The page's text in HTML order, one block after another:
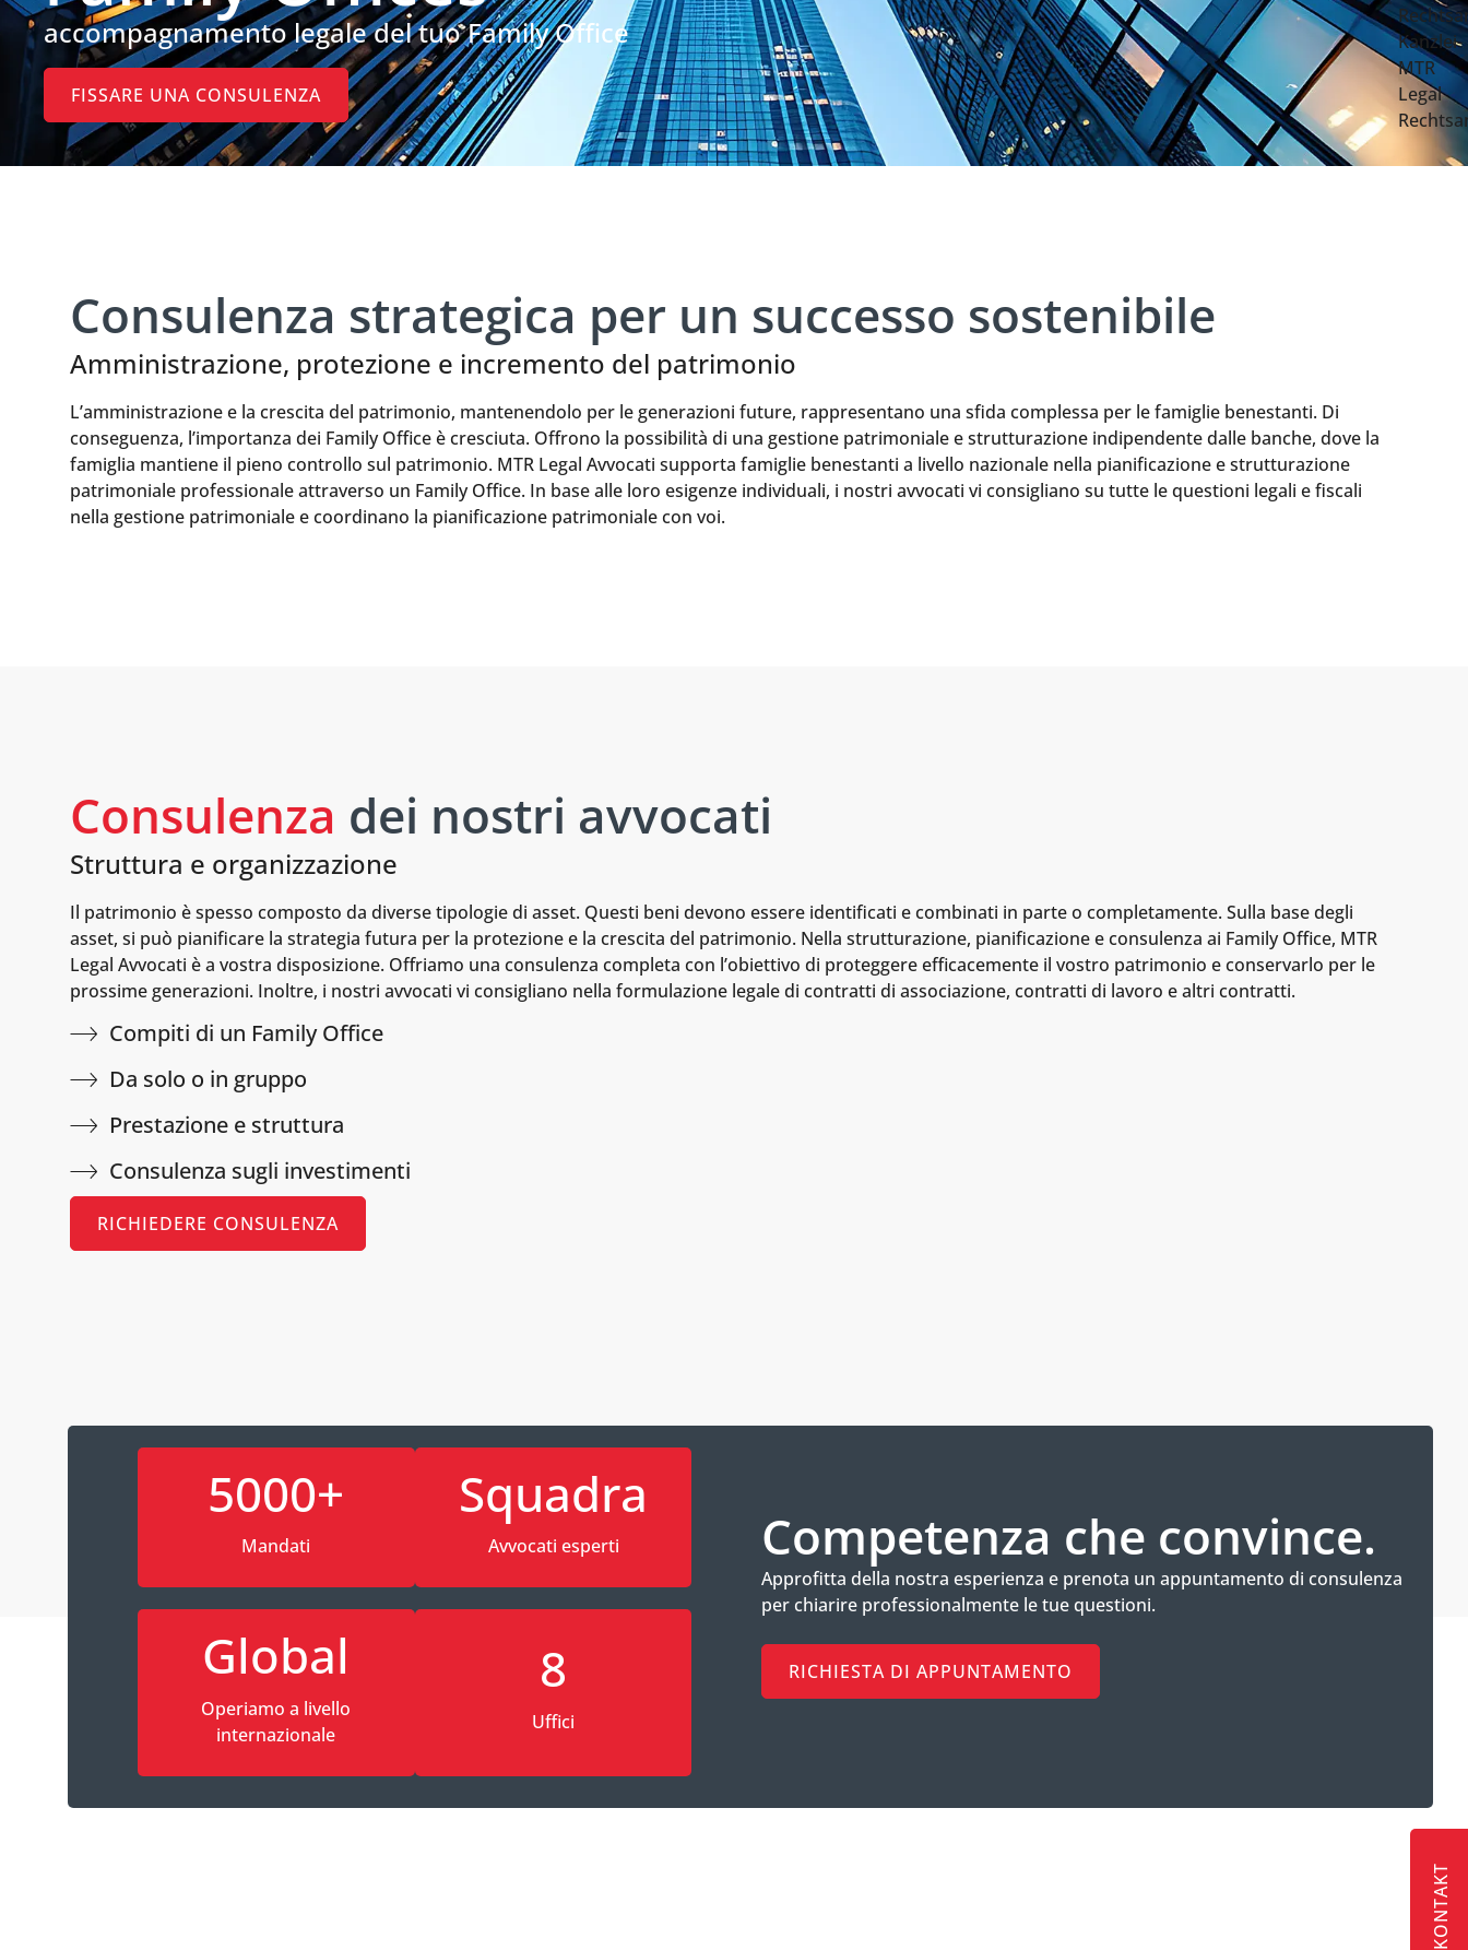
accompagnamento legale del tuo Family Office
FISSARE UNA CONSULENZA
Consulenza strategica per un successo sostenibile
Amministrazione, protezione e incremento del patrimonio
L’amministrazione e la crescita del patrimonio, mantenendolo per le generazioni future, rappresentano una sfida complessa per le famiglie benestanti. Di
conseguenza, l’importanza dei Family Office è cresciuta. Offrono la possibilità di una gestione patrimoniale e strutturazione indipendente dalle banche, dove la
famiglia mantiene il pieno controllo sul patrimonio. MTR Legal Avvocati supporta famiglie benestanti a livello nazionale nella pianificazione e strutturazione
patrimoniale professionale attraverso un Family Office. In base alle loro esigenze individuali, i nostri avvocati vi consigliano su tutte le questioni legali e fiscali
nella gestione patrimoniale e coordinano la pianificazione patrimoniale con voi.
Consulenza dei nostri avvocati
Struttura e organizzazione
Il patrimonio è spesso composto da diverse tipologie di asset. Questi beni devono essere identificati e combinati in parte o completamente. Sulla base degli
asset, si può pianificare la strategia futura per la protezione e la crescita del patrimonio. Nella strutturazione, pianificazione e consulenza ai Family Office, MTR
Legal Avvocati è a vostra disposizione. Offriamo una consulenza completa con l’obiettivo di proteggere efficacemente il vostro patrimonio e conservarlo per le
prossime generazioni. Inoltre, i nostri avvocati vi consigliano nella formulazione legale di contratti di associazione, contratti di lavoro e altri contratti.
Compiti di un Family Office
Da solo o in gruppo
Prestazione e struttura
Consulenza sugli investimenti
RICHIEDERE CONSULENZA
5000+
Mandati
Squadra
Avvocati esperti
Global
Operiamo a livello
internazionale
8
Uffici
Competenza che convince.
Approfitta della nostra esperienza e prenota un appuntamento di consulenza
per chiarire professionalmente le tue questioni.
RICHIESTA DI APPUNTAMENTO
KONTAKT